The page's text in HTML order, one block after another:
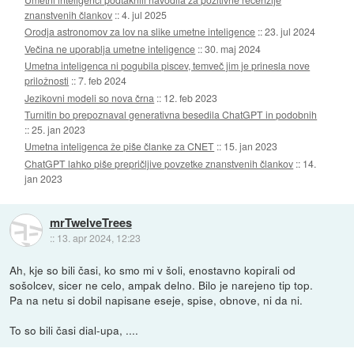
znanstvenih člankov ::4. jul 2025
Orodja astronomov za lov na slike umetne inteligence ::23. jul 2024
Večina ne uporablja umetne inteligence ::30. maj 2024
Umetna inteligenca ni pogubila piscev, temveč jim je prinesla nove
priložnosti ::7. feb 2024
Jezikovni modeli so nova črna :: 12. feb 2023
Turnitin bo prepoznaval generativna besedila ChatGPT in podobnih
::25. jan 2023
Umetna inteligenca že piše članke za CNET :: 15. jan 2023
ChatGPT lahko piše prepričljive povzetke znanstvenih člankov :: 14.
jan 2023
mrTwelveTrees
:: 13. apr 2024, 12:23
Ah, kje so bili časi, ko smo mi v šoli, enostavno kopirali od
sošolcev, sicer ne celo, ampak delno. Bilo je narejeno tip top.
Pa na netu si dobil napisane eseje, spise, obnove, ni da ni.
To so bili časi dial-upa, ....